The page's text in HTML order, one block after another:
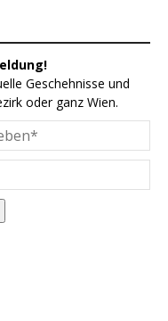
Geschehnisse und
oder ganz Wien.